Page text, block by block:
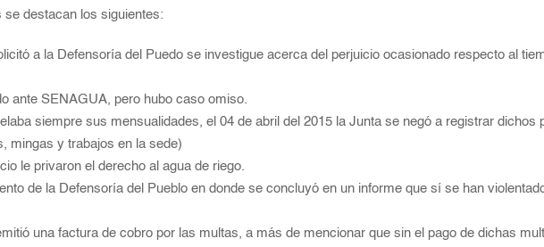
destacan los siguientes:
a la Defensoría del Puedo se investigue acerca del perjuicio ocasionado respecto al
ante SENAGUA, pero hubo caso omiso.
siempre sus mensualidades, el 04 de abril del 2015 la Junta se negó a registrar
mingas y trabajos en la sede)
le privaron el derecho al agua de riego.
de la Defensoría del Pueblo en donde se concluyó en un informe que sí se han
una factura de cobro por las multas, a más de mencionar que sin el pago de dichas